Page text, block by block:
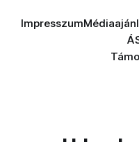
Impresszum